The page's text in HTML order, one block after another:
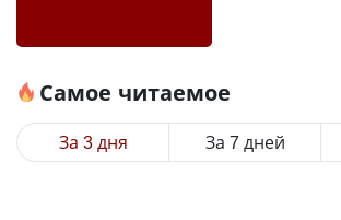
Самое читаемое
За 3 дня За 7 дней